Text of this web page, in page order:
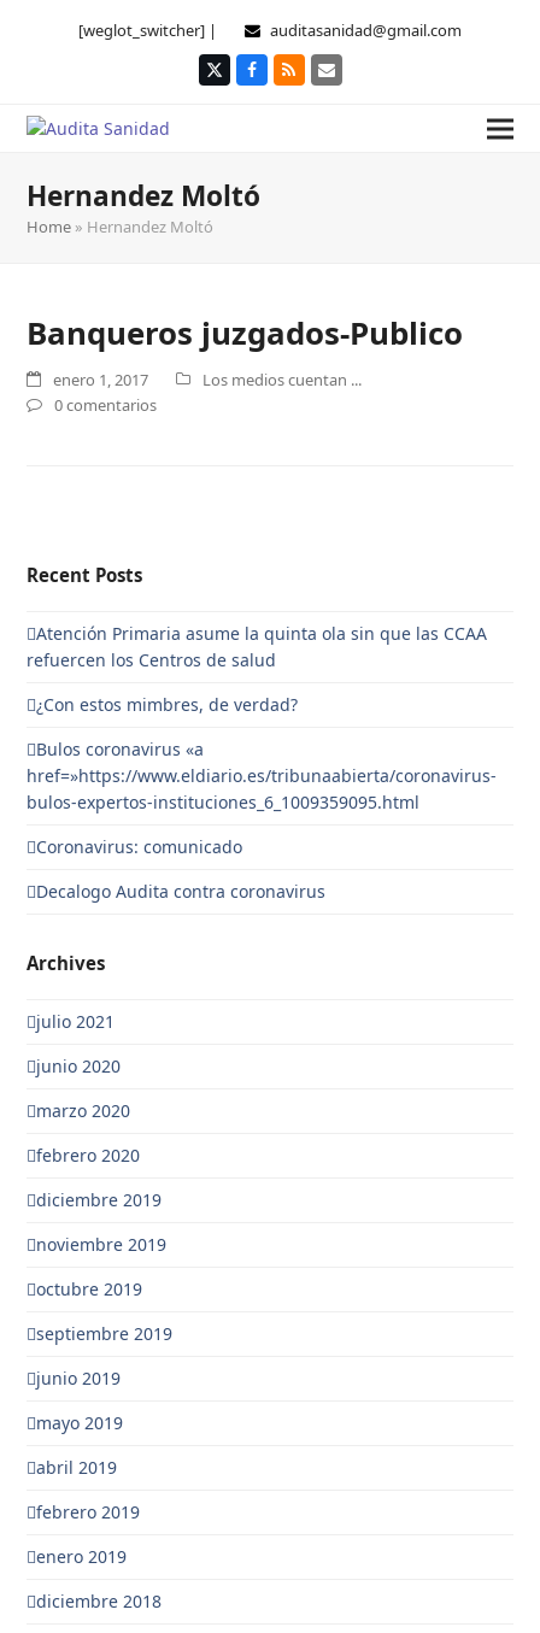
[weglot_switcher] | auditasanidad@gmail.com
TwitterFacebook
RSS Correo
Hernandez Moltó
Home » Hernandez Moltó
Banqueros juzgados-Publico
enero 1, 2017
Los medios cuentan ...
0 comentarios
Recent Posts
Atención Primaria asume la quinta ola sin que las CCAA
refuercen los Centros de salud
¿Con estos mimbres, de verdad?
Bulos coronavirus «a
href=»https://www.eldiario.es/tribunaabierta/coronavirus-
bulos-expertos-instituciones_6_1009359095.html
Coronavirus: comunicado
Decalogo Audita contra coronavirus
Archives
julio 2021
junio 2020
marzo 2020
febrero 2020
diciembre 2019
noviembre 2019
octubre 2019
septiembre 2019
junio 2019
mayo 2019
abril 2019
febrero 2019
enero 2019
diciembre 2018